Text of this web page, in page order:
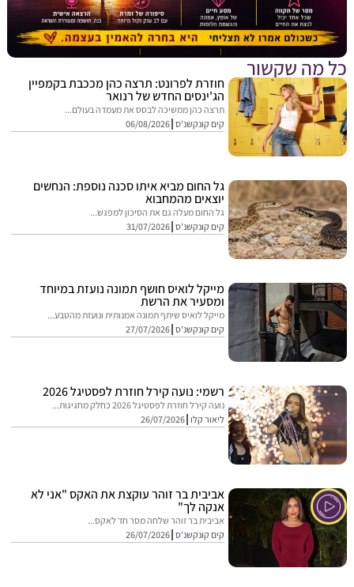
שקשור
חוזרת לפרונט: תרצה כהן מככבת בקמפיין
הג'ינסים החדש של רנואר
תרצה כהן ממשיכה לבסס את מעמדה בעולם...
קים קונקשנ'ס 06/08/2026
גל החום מביא איתו סכנה נוספת: הנחשים
יוצאים מהמחבוא
גל החום מעלה גם את הסיכון למפגש...
קים קונקשנ'ס 31/07/2026
מייקל לואיס חושף תמונה נועזת במיוחד
ומסעיר את הרשת
מייקל לואיס שיתף תמונה אמנותית ונועזת מהטבע...
קים קונקשנ'ס 27/07/2026
רשמי: נועה קירל חוזרת לפסטיגל 2026
נועה קירל חוזרת לפסטיגל 2026 כחלק מחגיגות...
ליאור קלו 26/07/2026
אביבית בר זוהר עוקצת את האקס "אני לא
אנקה לך"
אביבית בר זוהר שלחה מסר חד לאקס...
קים קונקשנ'ס 26/07/2026